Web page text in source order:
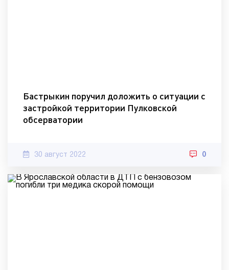
Бастрыкин поручил доложить о ситуации с
застройкой территории Пулковской
обсерватории
30 август 2022 0